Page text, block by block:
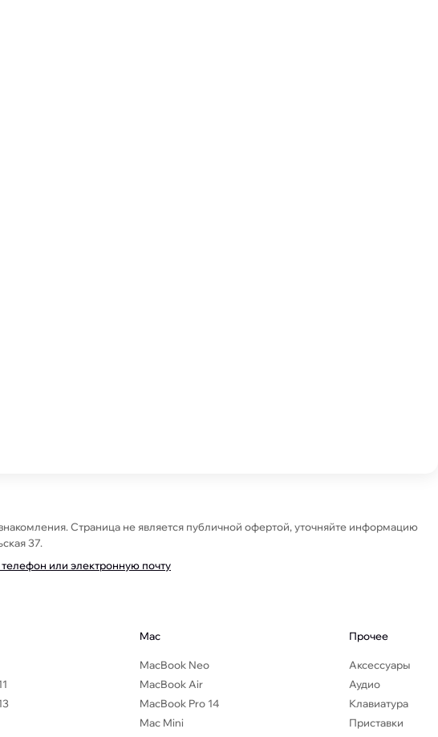
Страница не является публичной офертой, уточняйте информацию
37.
или электронную почту
Mac
MacBook Neo
MacBook Air
MacBook Pro 14
Mac Mini
Прочее
Аксессуары
Аудио
Клавиатура
Приставки